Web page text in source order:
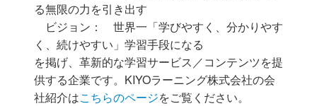
る無限の力を引き出す
ビジョン： 世界一「学びやすく、分かりやす
く、続けやすい」学習手段になる
を掲げ、革新的な学習サービス／コンテンツを提
供する企業です。KIYOラーニング株式会社の会
社紹介はこちらのページをご覧ください。